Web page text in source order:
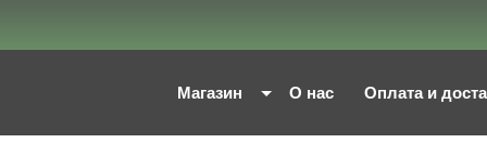
Магазин О нас Оплата и